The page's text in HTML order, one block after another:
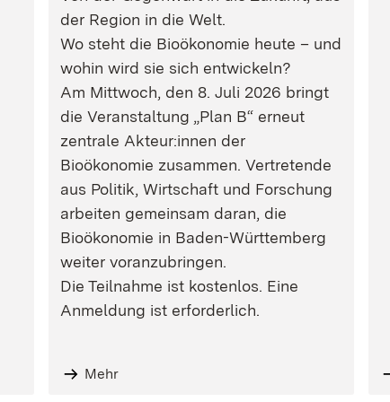
der Region in die Welt.
Wo steht die Bioökonomie heute – und
wohin wird sie sich entwickeln?
Am Mittwoch, den 8. Juli 2026 bringt
die Veranstaltung „Plan B“ erneut
zentrale Akteur:innen der
Bioökonomie zusammen. Vertretende
aus Politik, Wirtschaft und Forschung
arbeiten gemeinsam daran, die
Bioökonomie in Baden-Württemberg
weiter voranzubringen.
Die Teilnahme ist kostenlos. Eine
Anmeldung ist erforderlich.
Mehr